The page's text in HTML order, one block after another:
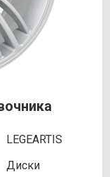
LEGEARTIS
Диски